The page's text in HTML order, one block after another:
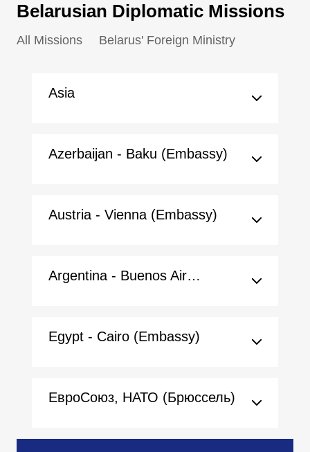
Belarusian Diplomatic Missions
All Missions Belarus' Foreign Ministry
Asia
Azerbaijan - Baku (Embassy)
Austria - Vienna (Embassy)
Argentina - Buenos Aires (Embassy)
Egypt - Cairo (Embassy)
ЕвроСоюз, НАТО (Брюссель)